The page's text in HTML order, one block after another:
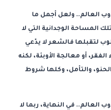
العالم.. ولعل أجمل ما
المساحة الوجدانية التي لا
لتقبلها فالشعر لا يدّعي
أو معالجة الأوبئة، لكنه
والتأمل، وكلها شروط
العالم.. في النهاية، ربما لا